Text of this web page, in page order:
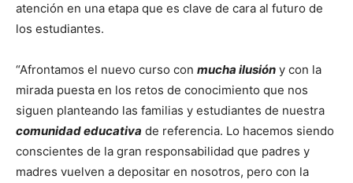
atención en una etapa que es clave de cara al futuro de
los estudiantes.
“Afrontamos el nuevo curso con mucha ilusión y con la
mirada puesta en los retos de conocimiento que nos
siguen planteando las familias y estudiantes de nuestra
comunidad educativa de referencia. Lo hacemos siendo
conscientes de la gran responsabilidad que padres y
madres vuelven a depositar en nosotros, pero con la